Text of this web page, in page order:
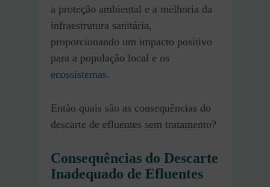
a proteção ambiental e a melhoria da
infraestrutura sanitária,
proporcionando um impacto positivo
para a população local e os
ecossistemas.
Então quais são as consequências do
descarte de efluentes sem tratamento?
Consequências do Descarte
Inadequado de Efluentes